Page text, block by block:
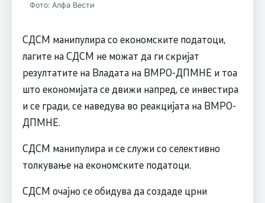
Фото: Алфа Вести
СДСМ манипулира со економските податоци,
лагите на СДСМ не можат да ги скријат
резултатите на Владата на ВМРО-ДПМНЕ и тоа
што економијата се движи напред, се инвестира
и се гради, се наведува во реакцијата на ВМРО-
ДПМНЕ.
СДСМ манипулира и се служи со селективно
толкување на економските податоци.
СДСМ очајно се обидува да создаде црни